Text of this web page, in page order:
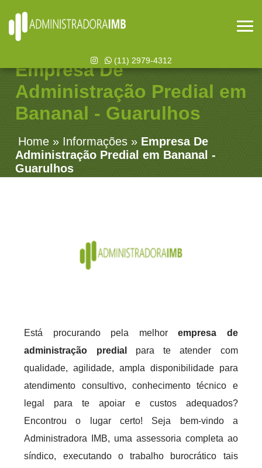
(11) 2979-4312
Empresa De
Administração Predial em
Bananal - Guarulhos
Home » Informações » Empresa De
Administração Predial em Bananal -
Guarulhos
Está procurando pela melhorempresa de
administração predial
para te atender com
qualidade, agilidade, ampla disponibilidade para
atendimento consultivo, conhecimento técnico e
legal para te apoiar e custos adequados?
Encontrou o lugar certo! Seja bem-vindo a
Administradora IMB, uma assessoria completa ao
síndico, executando o trabalho burocrático tais